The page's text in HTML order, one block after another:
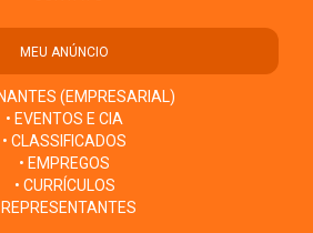
MEU ANÚNCIO
(EMPRESARIAL)
• EVENTOS E CIA
• CLASSIFICADOS
• EMPREGOS
• CURRÍCULOS
REPRESENTANTES